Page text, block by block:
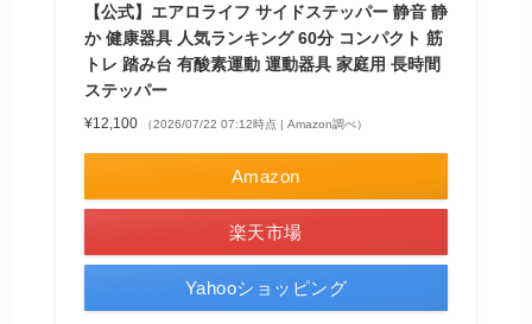
【公式】エアロライフ サイドステッパー 静音 静
か 健康器具 人気ランキング 60分 コンパクト 筋
トレ 踏み台 有酸素運動 運動器具 家庭用 長時間
ステッパー
¥12,100 （2026/07/22 07:12時点 | Amazon調べ）
Amazon
楽天市場
Yahooショッピング